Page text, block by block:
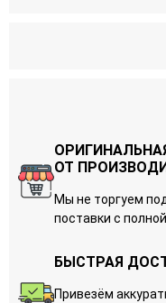
ОТ
Мы не торгуем
поставки с
БЫСТРАЯ
Привезём